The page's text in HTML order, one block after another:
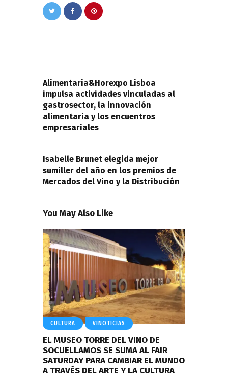
entradas
Alimentaria&Horexpo Lisboa
impulsa actividades vinculadas al
gastrosector, la innovación
alimentaria y los encuentros
empresariales
Isabelle Brunet elegida mejor
sumiller del año en los premios de
Mercados del Vino y la Distribución
You May Also Like
CULTURA VINOTICIAS
EL MUSEO TORRE DEL VINO DE
SOCUELLAMOS SE SUMA AL FAIR
SATURDAY PARA CAMBIAR EL MUNDO
A TRAVÉS DEL ARTE Y LA CULTURA